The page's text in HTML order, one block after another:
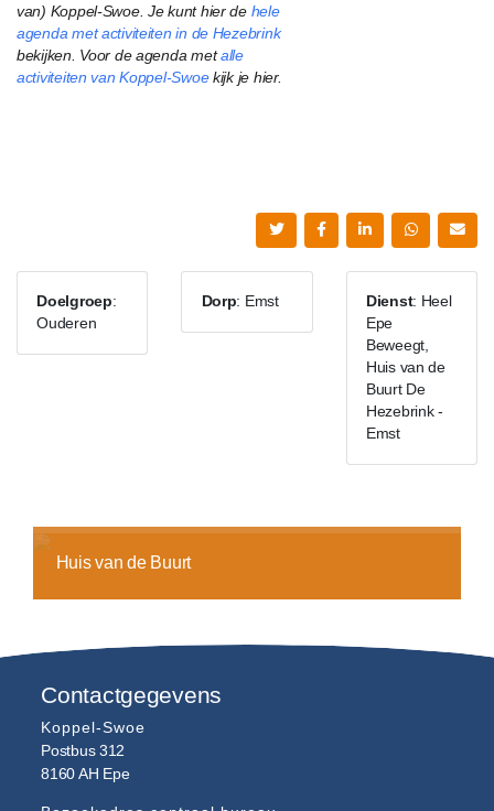
van) Koppel-Swoe. Je kunt hier de hele
agenda met activiteiten in de Hezebrink
bekijken. Voor de agenda metalle
activiteiten van Koppel-Swoekijk je hier.
Doelgroep:
Ouderen
Dorp: Emst Dienst: Heel
Epe
Beweegt,
Huis van de
Buurt De
Hezebrink -
Emst
Huis van de Buurt
Contactgegevens
Koppel-Swoe
Postbus 312
8160 AH Epe